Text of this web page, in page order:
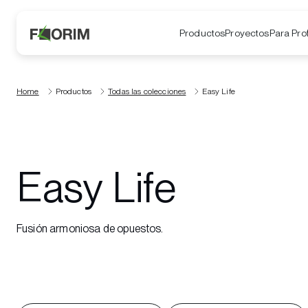
ProductosProyectosPara
Home Productos Todas las colecciones Easy Life
Easy Life
Fusión armoniosa de opuestos.